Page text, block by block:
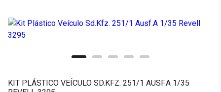
KIT PLÁSTICO VEÍCULO SD.KFZ. 251/1 AUSF.A 1/35